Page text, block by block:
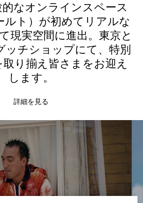
なオンラインスペース
ト）が初めてリアルな
現実空間に進出。東京と
ッチショップにて、特別
り揃え皆さまをお迎え
します。
詳細を見る